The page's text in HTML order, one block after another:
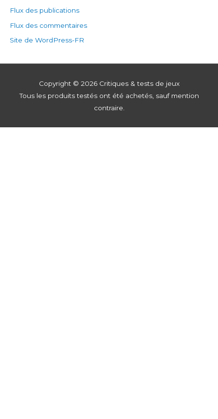
Flux des publications
Flux des commentaires
Site de WordPress-FR
Copyright © 2026 Critiques & tests de jeux
Tous les produits testés ont été achetés, sauf mention
contraire.